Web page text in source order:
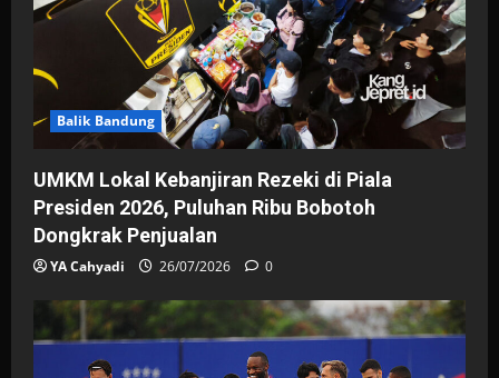
Balik Bandung
UMKM Lokal Kebanjiran Rezeki di Piala
Presiden 2026, Puluhan Ribu Bobotoh
Dongkrak Penjualan
YA Cahyadi 26/07/2026 0